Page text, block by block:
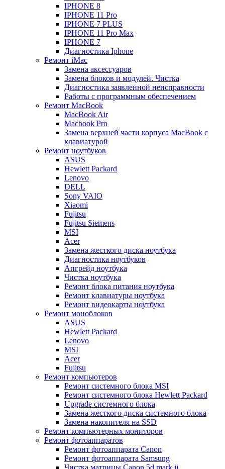
IPHONE 8
IPHONE 11 Pro
IPHONE 7 PLUS
IPHONE 11 Pro Max
IPHONE 7
Диагностика Iphone
Ремонт iMac
Замена аксессуаров
Замена блоков и модулей. Чистка
Диагностика заявленной неисправности
Работы с программным обеспечением
Ремонт MacBook
MacBook Air
Macbook Pro
Замена верхней части корпуса MacBook с
клавиатурой
Ремонт ноутбуков
ASUS
Hewlett Packard
Lenovo
DELL
Sony VAIO
Xiaomi
Fujitsu
Fujitsu Siemens
MSI
Acer
Замена жесткого диска ноутбука
Диагностика ноутбуков
Апгрейд ноутбука
Чистка ноутбука
Ремонт блока питания ноутбука
Ремонт клавиатуры ноутбука
Ремонт видеокарты ноутбука
Ремонт моноблоков
ASUS
Hewlett Packard
Lenovo
MSI
Acer
Fujitsu
Ремонт компьютеров
Ремонт системного блока MSI
Ремонт системного блока Hewlett Packard
Upgrade системного блока
Замена жесткого диска системного блока
Замена накопителя на SSD
Ремонт компьютерных мониторов
Ремонт фотоаппаратов
Ремонт фотоаппарата Canon
Ремонт фотоаппарата Samsung
Чистка матрицы Canon 5d mark ii